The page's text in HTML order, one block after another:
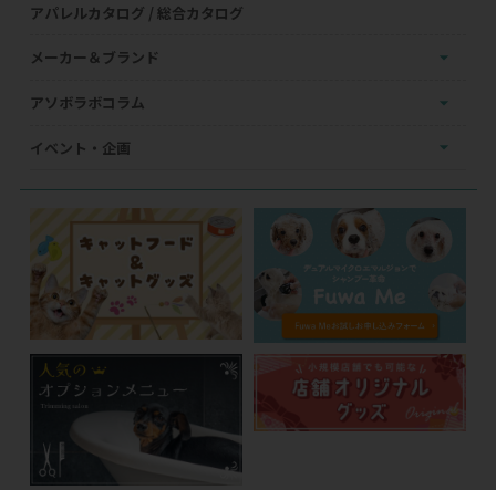
アパレルカタログ / 総合カタログ
メーカー＆ブランド
アソボラボコラム
イベント・企画